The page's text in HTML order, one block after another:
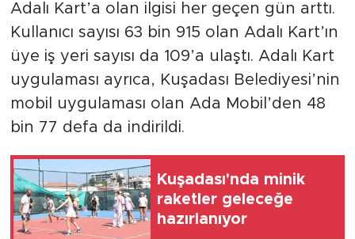
Adalı Kart’a olan ilgisi her geçen gün arttı.
Kullanıcı sayısı 63 bin 915 olan Adalı Kart’ın
üye iş yeri sayısı da 109’a ulaştı. Adalı Kart
uygulaması ayrıca, Kuşadası Belediyesi’nin
mobil uygulaması olan Ada Mobil’den 48
bin 77 defa da indirildi.
Kuşadası'nda minik
raketler geleceğe
hazırlanıyor